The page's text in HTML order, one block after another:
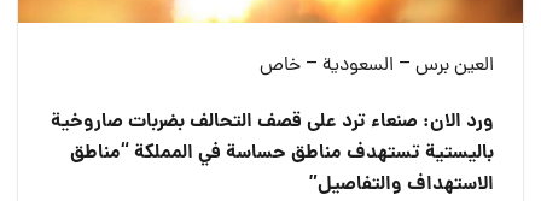
العين برس – السعودية – خاص
ورد الان: صنعاء ترد على قصف التحالف بضربات صاروخية
باليستية تستهدف مناطق حساسة في المملكة “مناطق
الاستهداف والتفاصيل”